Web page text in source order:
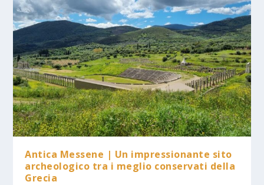
Antica Messene | Un impressionante sito
archeologico tra i meglio conservati della
Grecia